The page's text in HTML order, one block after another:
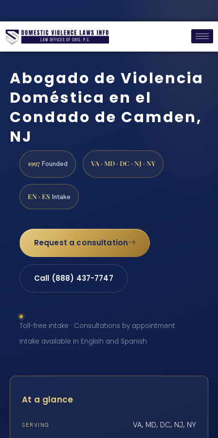
Abogado de Violencia
Doméstica en el
Condado de Camden,
NJ
1997 Founded VA · MD · DC · NJ · NY
EN · ES Intake
Request a consultation
Call (888) 437-7747
Toll-free intake · Consultations by appointment ·
Intake available in English and Spanish
At a glance
SERVING VA, MD, DC, NJ, NY